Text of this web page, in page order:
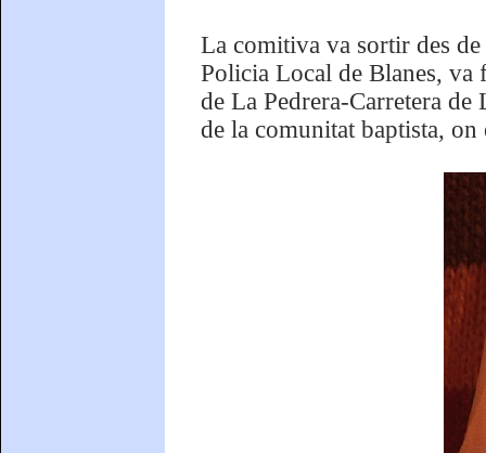
La comitiva va sortir des de
Policia Local de Blanes, va
de La Pedrera-Carretera
de la comunitat baptista,